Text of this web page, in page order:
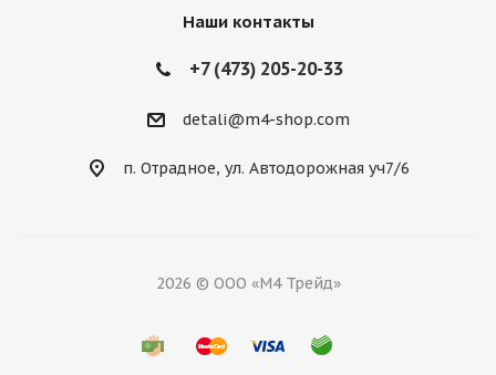
Наши контакты
+7 (473) 205-20-33
detali@m4-shop.com
п. Отрадное, ул. Автодорожная уч7/6
2026 © ООО «М4 Трейд»